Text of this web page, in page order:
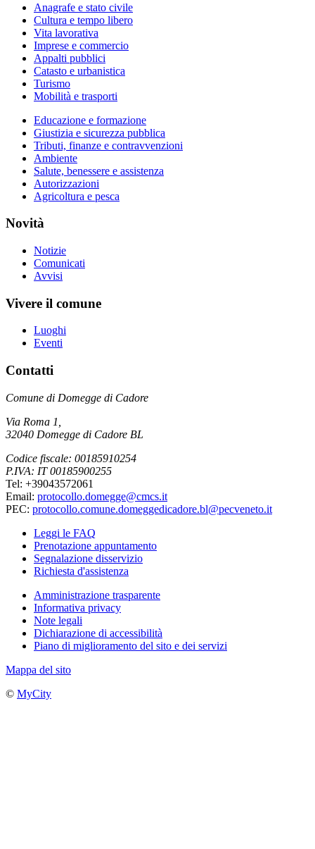
Anagrafe e stato civile
Cultura e tempo libero
Vita lavorativa
Imprese e commercio
Appalti pubblici
Catasto e urbanistica
Turismo
Mobilità e trasporti
Educazione e formazione
Giustizia e sicurezza pubblica
Tributi, finanze e contravvenzioni
Ambiente
Salute, benessere e assistenza
Autorizzazioni
Agricoltura e pesca
Novità
Notizie
Comunicati
Avvisi
Vivere il comune
Luoghi
Eventi
Contatti
Comune di Domegge di Cadore
Via Roma 1,
32040 Domegge di Cadore BL
Codice fiscale: 00185910254
P.IVA: IT 00185900255
Tel: +39043572061
Email: protocollo.domegge@cmcs.it
PEC: protocollo.comune.domeggedicadore.bl@pecveneto.it
Leggi le FAQ
Prenotazione appuntamento
Segnalazione disservizio
Richiesta d'assistenza
Amministrazione trasparente
Informativa privacy
Note legali
Dichiarazione di accessibilità
Piano di miglioramento del sito e dei servizi
Mappa del sito
© MyCity